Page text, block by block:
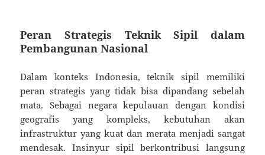
Peran Strategis Teknik Sipil dalam
Pembangunan Nasional
Dalam konteks Indonesia, teknik sipil memiliki
peran strategis yang tidak bisa dipandang sebelah
mata. Sebagai negara kepulauan dengan kondisi
geografis yang kompleks, kebutuhan akan
infrastruktur yang kuat dan merata menjadi sangat
mendesak. Insinyur sipil berkontribusi langsung